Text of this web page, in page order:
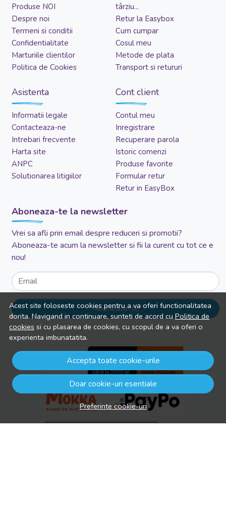
Acest site foloseste cookies pentru a va oferi functionalitatea
dorita. Navigand in continuare, sunteti de acord cuPolitica de
cookies si cu plasarea de cookies, cu scopul de a va oferi o
experienta imbunatatita.
Accepta toate cookie-urile
Doar cookie-uri esentiale
Preferinte cookie-uri
Produse NOI
Despre noi
Termeni si conditii
Confidentialitate
Marturiile clientilor
Politica de Cookies
târziu...
Retur la Easybox
Cum cumpar
Cosul meu
Metode de plata
Transport si retururi
Asistenta
Informatii legale
Contacteaza-ne
Intrebari frecvente
Harta site
ANPC
Solutionarea litigiilor
Cont client
Contul meu
Inregistrare
Recuperare parola
Istoric comenzi
Produse favorite
Formular retur
Retur in EasyBox
Aboneaza-te la newsletter
Vrei sa afli prin email despre reduceri si promotii?
Aboneaza-te acum la newsletter si fii la curent cu tot ce e
nou!
Email
Aboneaza-te